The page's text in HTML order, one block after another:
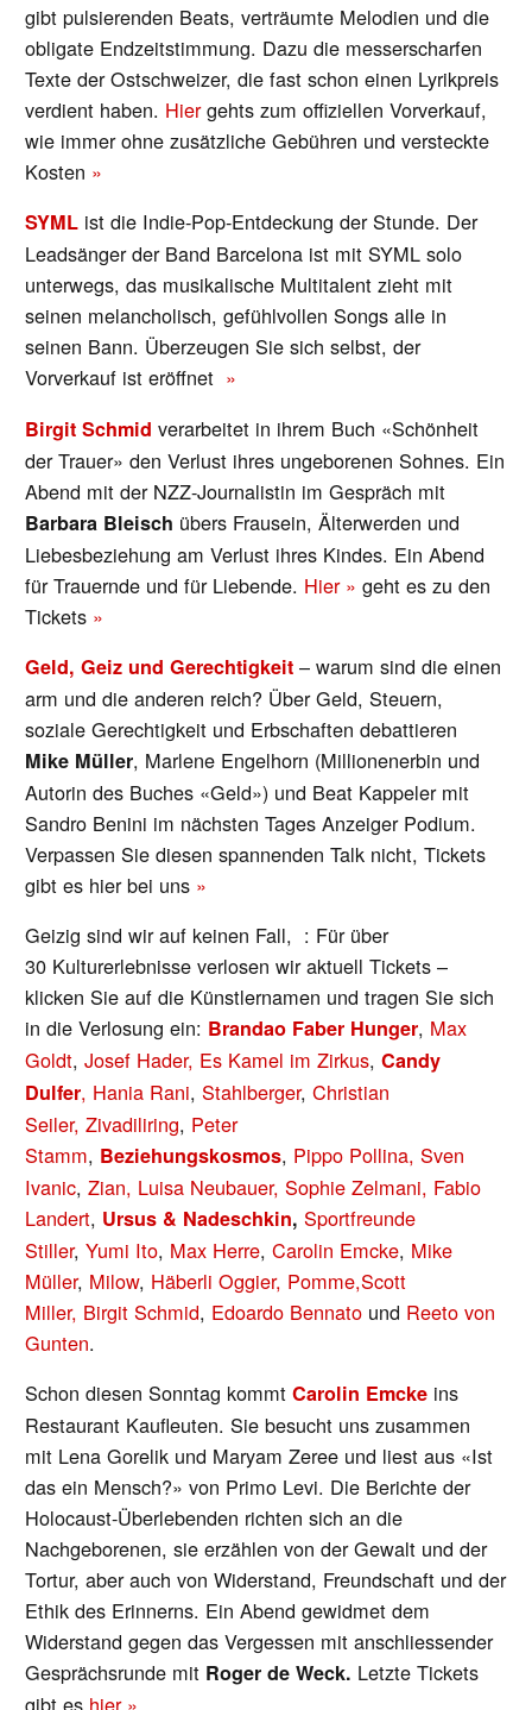
gibt pulsierenden Beats, verträumte Melodien und die
obligate Endzeitstimmung. Dazu die messerscharfen
Texte der Ostschweizer, die fast schon einen Lyrikpreis
verdient haben. Hiergehts zum offiziellen Vorverkauf,
wie immer ohne zusätzliche Gebühren und versteckte
Kosten »
SYML ist die Indie-Pop-Entdeckung der Stunde. Der
Leadsänger der Band Barcelona ist mit SYML solo
unterwegs, das musikalische Multitalent zieht mit
seinen melancholisch, gefühlvollen Songs alle in
seinen Bann. Überzeugen Sie sich selbst, der
Vorverkauf ist eröffnet »
Birgit Schmidverarbeitet in ihrem Buch «Schönheit
der Trauer» den Verlust ihres ungeborenen Sohnes. Ein
Abend mit der NZZ-Journalistin im Gespräch mit
Barbara Bleisch übers Frausein, Älterwerden und
Liebesbeziehung am Verlust ihres Kindes. Ein Abend
für Trauernde und für Liebende. Hier »geht es zu den
Tickets »
Geld, Geiz und Gerechtigkeit – warum sind die einen
arm und die anderen reich? Über Geld, Steuern,
soziale Gerechtigkeit und Erbschaften debattieren
Mike Müller, Marlene Engelhorn (Millionenerbin und
Autorin des Buches «Geld») und Beat Kappeler mit
Sandro Benini im nächsten Tages Anzeiger Podium.
Verpassen Sie diesen spannenden Talk nicht, Tickets
gibt es hier bei uns »
Geizig sind wir auf keinen Fall, : Für über
30 Kulturerlebnisse verlosen wir aktuell Tickets –
klicken Sie auf die Künstlernamen und tragen Sie sich
in die Verlosung ein: Brandao Faber Hunger, Max
Goldt,Josef Hader, Es Kamel im Zirkus,Candy
Dulfer, Hania Rani,Stahlberger,Christian
Seiler, Zivadiliring, Peter
Stamm, Beziehungskosmos, Pippo Pollina, Sven
Ivanic,Zian, Luisa Neubauer, Sophie Zelmani, Fabio
Landert, Ursus & Nadeschkin, Sportfreunde
Stiller,Yumi Ito, Max Herre,Carolin Emcke, Mike
Müller, Milow, Häberli Oggier, Pomme,Scott
Miller, Birgit Schmid, Edoardo Bennato und Reeto von
Gunten.
Schon diesen Sonntag kommtCarolin Emcke ins
Restaurant Kaufleuten. Sie besucht uns zusammen
mit Lena Gorelik und Maryam Zeree und liest aus «Ist
das ein Mensch?» von Primo Levi. Die Berichte der
Holocaust-Überlebenden richten sich an die
Nachgeborenen, sie erzählen von der Gewalt und der
Tortur, aber auch von Widerstand, Freundschaft und der
Ethik des Erinnerns. Ein Abend gewidmet dem
Widerstand gegen das Vergessen mit anschliessender
Gesprächsrunde mit Roger de Weck. Letzte Tickets